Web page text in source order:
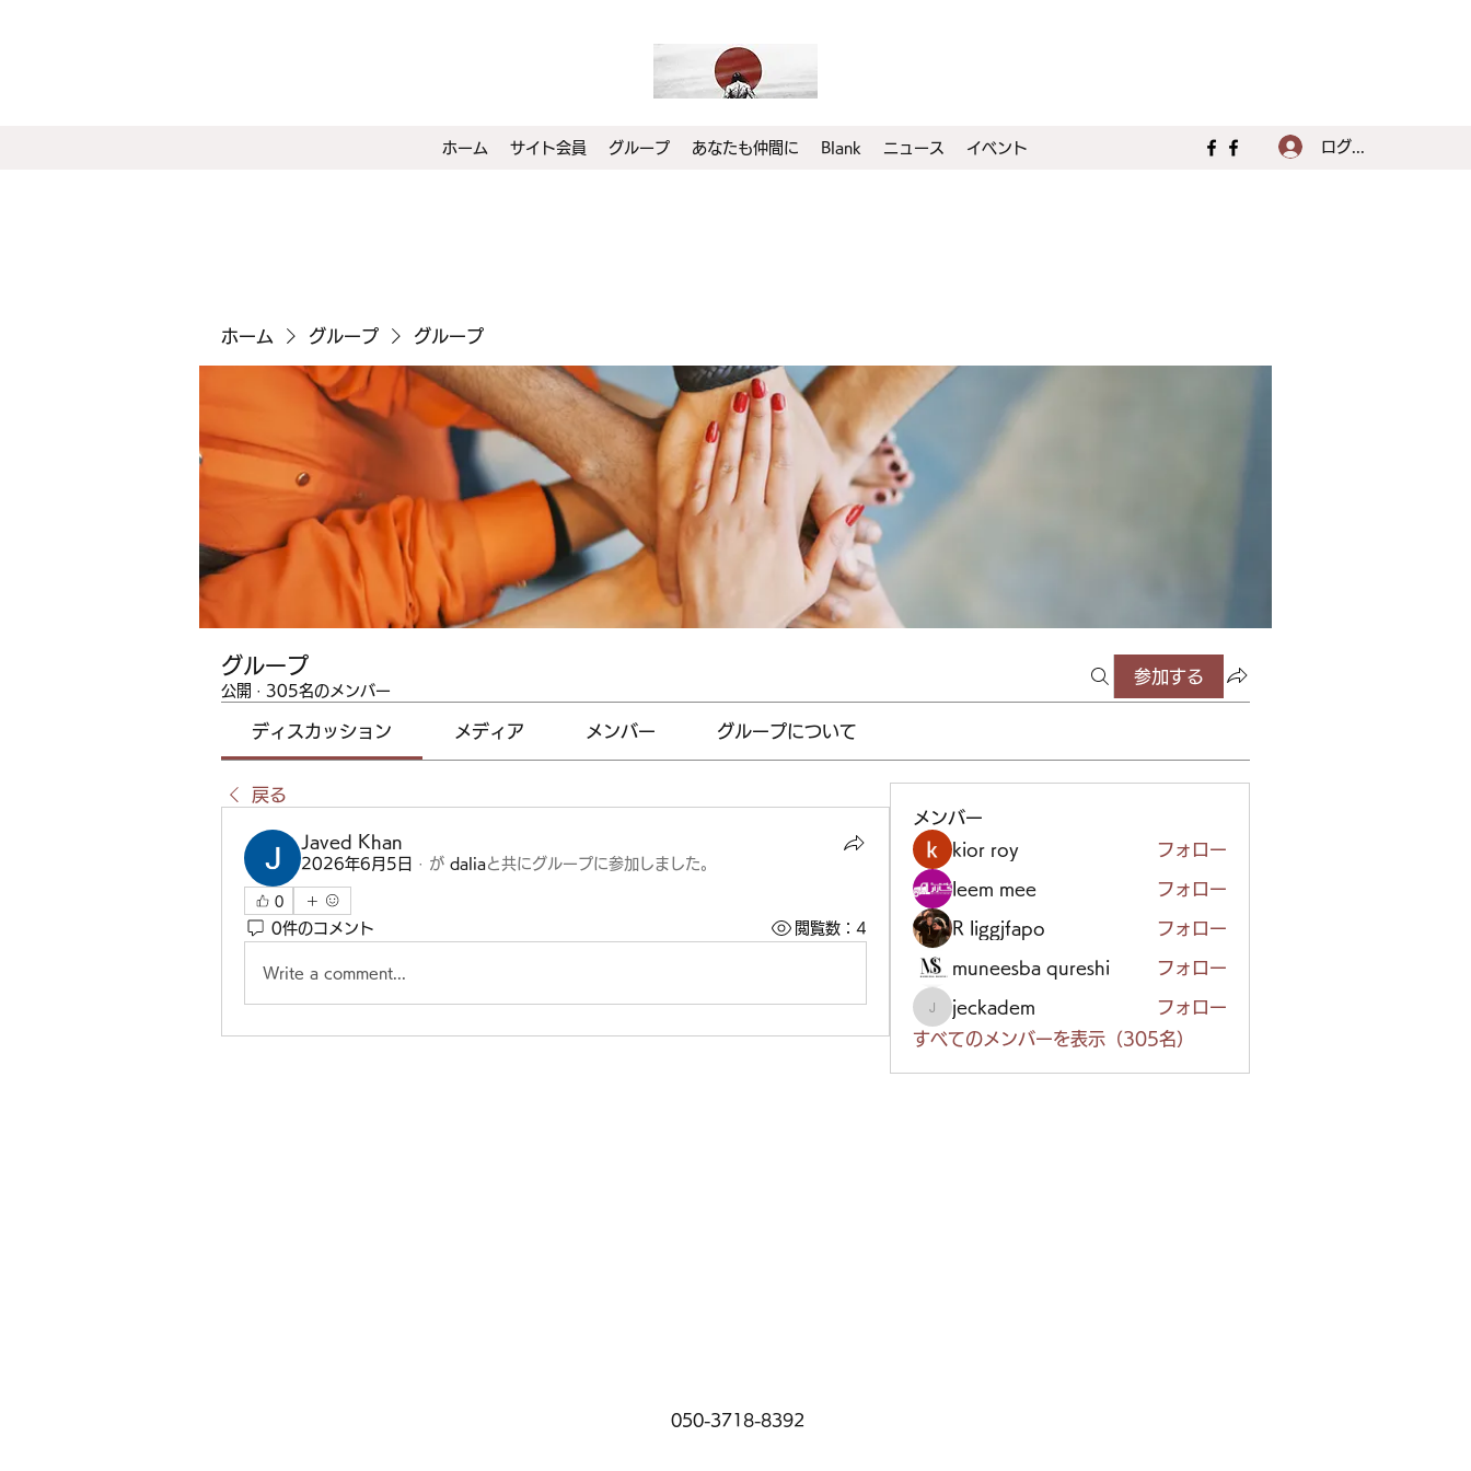
ホーム サイト会員 グループ あなたも仲間に Blank ニュース イベント ログイン
ホーム グループ グループ
グループ
公開 · 305名のメンバー
参加する
ディスカッション メディア メンバー グループについて
戻る
Javed Khan
2026年6月5日 · が daliaと共にグループに参加しました。
0
0件のコメント 閲覧数：4
Write a comment...
メンバー
kior roy
フォロー
leem mee フォロー
R liggjfapo フォロー
muneesba qureshi フォロー
jeckadem
jeckadem
フォロー
すべてのメンバーを表示（305名）
050-3718-8392